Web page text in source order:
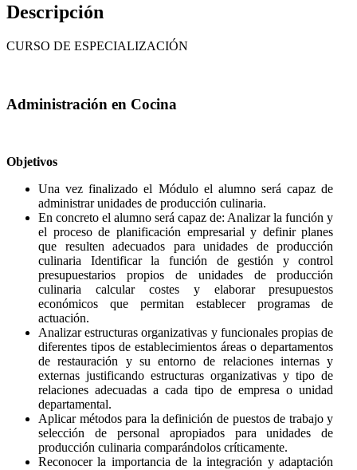
Descripción
CURSO DE ESPECIALIZACIÓN
Administración en Cocina
Objetivos
Una vez finalizado el Módulo el alumno será capaz de
administrar unidades de producción culinaria.
En concreto el alumno será capaz de: Analizar la función y
el proceso de planificación empresarial y definir planes
que resulten adecuados para unidades de producción
culinaria Identificar la función de gestión y control
presupuestarios propios de unidades de producción
culinaria calcular costes y elaborar presupuestos
económicos que permitan establecer programas de
actuación.
Analizar estructuras organizativas y funcionales propias de
diferentes tipos de establecimientos áreas o departamentos
de restauración y su entorno de relaciones internas y
externas justificando estructuras organizativas y tipo de
relaciones adecuadas a cada tipo de empresa o unidad
departamental.
Aplicar métodos para la definición de puestos de trabajo y
selección de personal apropiados para unidades de
producción culinaria comparándolos críticamente.
Reconocer la importancia de la integración y adaptación